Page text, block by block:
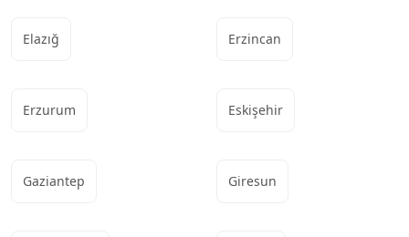
Elazığ Erzincan
Erzurum Eskişehir
Gaziantep Giresun